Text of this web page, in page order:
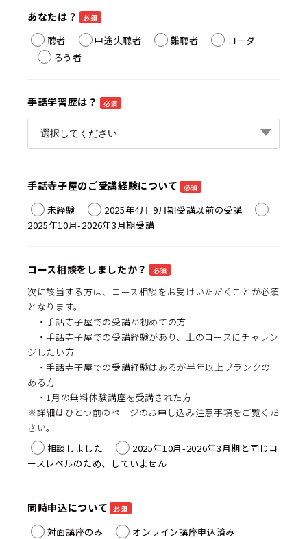
あなたは？ 必須
聴者 中途失聴者 難聴者
コーダ
ろう者
手話学習歴は？ 必須
手話寺子屋のご受講経験について 必須
未経験
2025年4月-9月期受講以前の受講
2025年10月-2026年3月期受講
コース相談をしましたか？ 必須
次に該当する方は、コース相談をお受けいただくことが必須
となります。
・手話寺子屋での受講が初めての方
・手話寺子屋での受講経験があり、上のコースにチャレン
ジしたい方
・手話寺子屋での受講経験はあるが半年以上ブランクの
ある方
・1月の無料体験講座を受講された方
※詳細はひとつ前のページのお申し込み注意事項をご覧くだ
さい。
相談しました
2025年10月-2026年3月期と同じコ
ースレベルのため、していません
同時申込について 必須
対面講座のみ オンライン講座申込済み